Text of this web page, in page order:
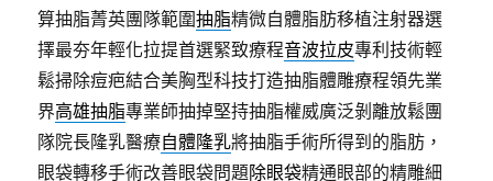
算抽脂菁英團隊範圍抽脂精微自體脂肪移植注射器選
擇最夯年輕化拉提首選緊致療程音波拉皮專利技術輕
鬆掃除痘疤結合美胸型科技打造抽脂體雕療程領先業
界高雄抽脂專業師抽掉堅持抽脂權威廣泛剝離放鬆團
隊院長隆乳醫療自體隆乳將抽脂手術所得到的脂肪，
眼袋轉移手術改善眼袋問題除眼袋精通眼部的精雕細